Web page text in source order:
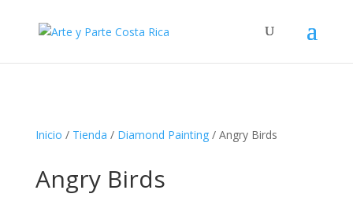
Inicio / Tienda / Diamond Painting/ Angry Birds
Angry Birds